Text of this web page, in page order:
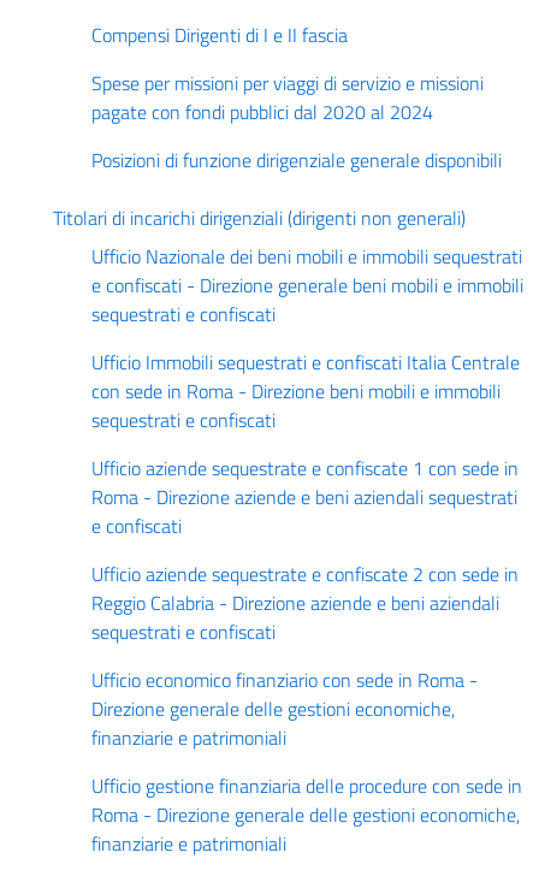
Compensi Dirigenti di I e II fascia
Spese per missioni per viaggi di servizio e missioni
pagate con fondi pubblici dal 2020 al 2024
Posizioni di funzione dirigenziale generale disponibili
Titolari di incarichi dirigenziali (dirigenti non generali)
Ufficio Nazionale dei beni mobili e immobili sequestrati
e confiscati - Direzione generale beni mobili e immobili
sequestrati e confiscati
Ufficio Immobili sequestrati e confiscati Italia Centrale
con sede in Roma - Direzione beni mobili e immobili
sequestrati e confiscati
Ufficio aziende sequestrate e confiscate 1 con sede in
Roma - Direzione aziende e beni aziendali sequestrati
e confiscati
Ufficio aziende sequestrate e confiscate 2 con sede in
Reggio Calabria - Direzione aziende e beni aziendali
sequestrati e confiscati
Ufficio economico finanziario con sede in Roma -
Direzione generale delle gestioni economiche,
finanziarie e patrimoniali
Ufficio gestione finanziaria delle procedure con sede in
Roma - Direzione generale delle gestioni economiche,
finanziarie e patrimoniali